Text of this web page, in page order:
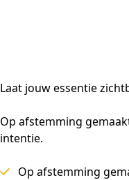
Laat jouw essentie
Op afstemming
intentie.
Op afstemming